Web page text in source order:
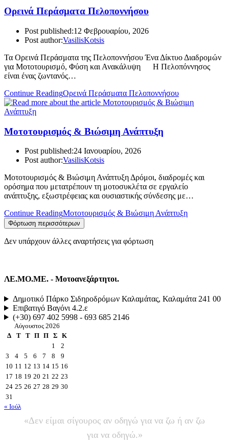
Ορεινά Περάσματα Πελοποννήσου
Post published:12 Φεβρουαρίου, 2026
Post author:VasilisKotsis
Τα Ορεινά Περάσματα της Πελοποννήσου Ένα Δίκτυο Διαδρομών
για Μοτοτουρισμό, Φύση και Ανακάλυψη Η Πελοπόννησος
είναι ένας ζωντανός…
Continue ReadingΟρεινά Περάσματα Πελοποννήσου
Μοτοτουρισμός & Βιώσιμη Ανάπτυξη
Post published:24 Ιανουαρίου, 2026
Post author:VasilisKotsis
Μοτοτουρισμός & Βιώσιμη Ανάπτυξη Δρόμοι, διαδρομές και
ορόσημα που μετατρέπουν τη μοτοσυκλέτα σε εργαλείο
ανάπτυξης, εξωστρέφειας και ουσιαστικής σύνδεσης με…
Continue ReadingΜοτοτουρισμός & Βιώσιμη Ανάπτυξη
Φόρτωση περισσότερων
Δεν υπάρχουν άλλες αναρτήσεις για φόρτωση
ΛΕ.ΜΟ.ΜΕ. - Μοτοανεξάρτητοι.
Δημοτικό Πάρκο Σιδηροδρόμων Καλαμάτας, Καλαμάτα 241 00
Επιβατιγό Βαγόνι 4.2.ε
(+30) 697 402 5998 - 693 685 2146
Αύγουστος 2026
Δ
Τ Τ Π Π Σ Κ
1
2
3
4 5 6 7 8
9
10 11 12 13 14 15 16
17 18 19 20 21 22 23
24 25 26 27 28 29 30
31
« Ιούλ
«Δεν είμαι σίγουρος αν οδηγώ για να ζω ή αν ζω
για να οδηγώ.»